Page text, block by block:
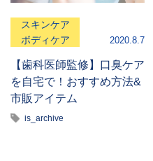
スキンケア
ボディケア
2020.8.7
【歯科医師監修】口臭ケア
を自宅で！おすすめ方法&
市販アイテム
is_archive